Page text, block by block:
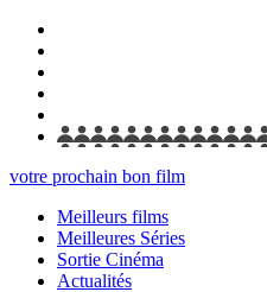
votre prochain bon film
Meilleurs films
Meilleures Séries
Sortie Cinéma
Actualités